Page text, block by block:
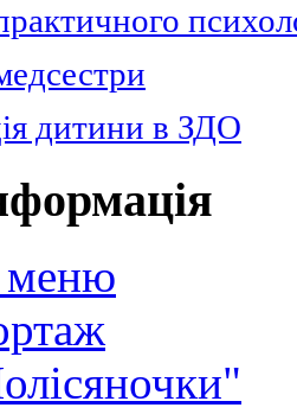
дитини в ЗДО
меню